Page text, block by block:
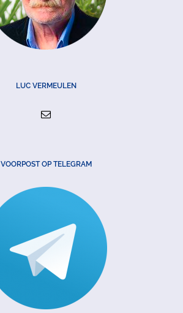
LUC VERMEULEN
VOORPOST OP TELEGRAM